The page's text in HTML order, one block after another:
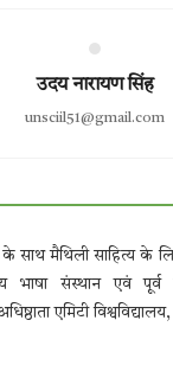
उदय नारायण सिंह
unsciil51@gmail.com
साथ मैथिली साहित्य के
भाषा संस्थान एवं पूर्व
एमिटी